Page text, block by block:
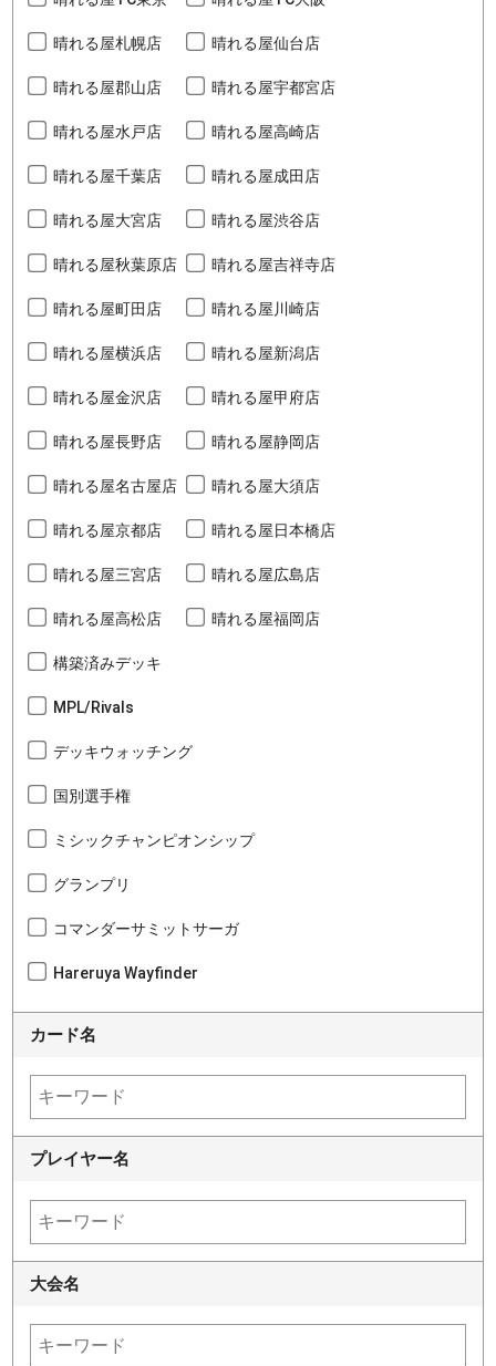
晴れる屋札幌店 晴れる屋仙台店
晴れる屋郡山店 晴れる屋宇都宮店
晴れる屋水戸店 晴れる屋高崎店
晴れる屋千葉店 晴れる屋成田店
晴れる屋大宮店 晴れる屋渋谷店
晴れる屋秋葉原店 晴れる屋吉祥寺店
晴れる屋町田店 晴れる屋川崎店
晴れる屋横浜店 晴れる屋新潟店
晴れる屋金沢店 晴れる屋甲府店
晴れる屋長野店 晴れる屋静岡店
晴れる屋名古屋店 晴れる屋大須店
晴れる屋京都店 晴れる屋日本橋店
晴れる屋三宮店 晴れる屋広島店
晴れる屋高松店 晴れる屋福岡店
構築済みデッキ
MPL/Rivals
デッキウォッチング
国別選手権
ミシックチャンピオンシップ
グランプリ
コマンダーサミットサーガ
Hareruya Wayfinder
カード名
プレイヤー名
大会名